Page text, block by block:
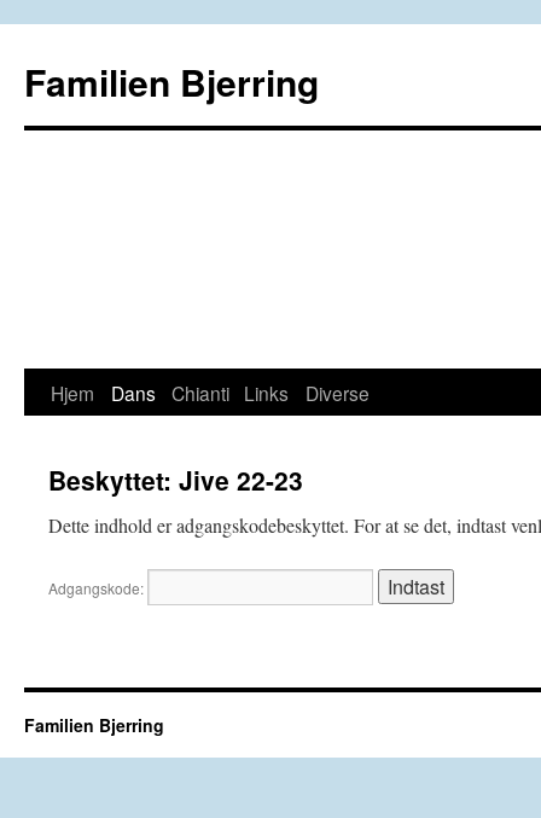
Familien Bjerring
Hop
indhold
Hjem Dans Chianti Links Diverse
Beskyttet: Jive 22-23
Dette indhold er adgangskodebeskyttet. For at se det, indtast
Adgangskode:
Familien Bjerring